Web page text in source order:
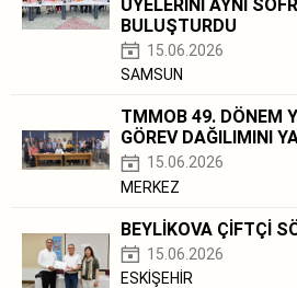
ÜYELERİNİ AYNI
BULUŞTURDU
15.06.2026
SAMSUN
TMMOB 49. DÖNEM
GÖREV DAĞILIMINI
15.06.2026
MERKEZ
BEYLİKOVA ÇİFTÇİ
15.06.2026
ESKİŞEHİR